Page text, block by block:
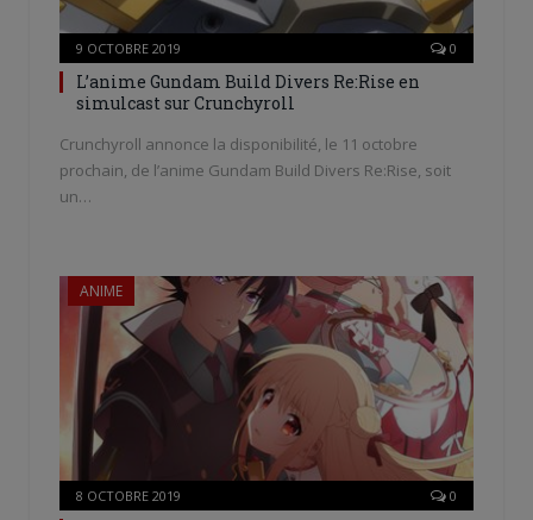
9 OCTOBRE 2019 0
L’anime Gundam Build Divers Re:Rise en
simulcast sur Crunchyroll
Crunchyroll annonce la disponibilité, le 11 octobre
prochain, de l’anime Gundam Build Divers Re:Rise, soit
un…
ANIME
8 OCTOBRE 2019 0